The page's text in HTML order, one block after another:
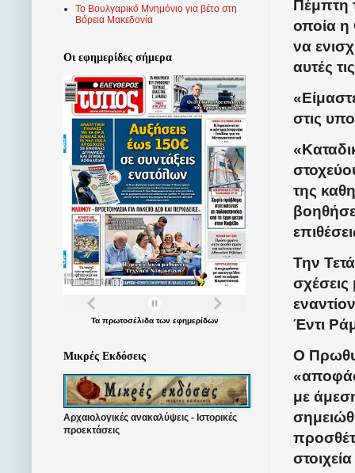
Πέμπτη
οποία η
να
αυτές
στις
της
Την
σχέσεις
Έντι
Ο
με
Το Βουλγαρικό Μνημόνιο για βέτο στη
Βόρεια Μακεδονία
Οι εφημερίδες σήμερα
Τα πρωτοσέλιδατων εφημερίδων
Μικρές Εκδόσεις
Αρχαιολογικές ανακαλύψεις - Ιστορικές
προεκτάσεις